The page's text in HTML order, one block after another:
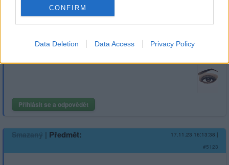
CONFIRM
Data Deletion Data Access Privacy Policy
ENZI |Předmět: 17.11.23 16:18:08
Jste zde na dizkusi přísný tak asi
Přihlásit se a odpovědět
Smazaný | Předmět: 17.11.23 16:13:38 |
#5123